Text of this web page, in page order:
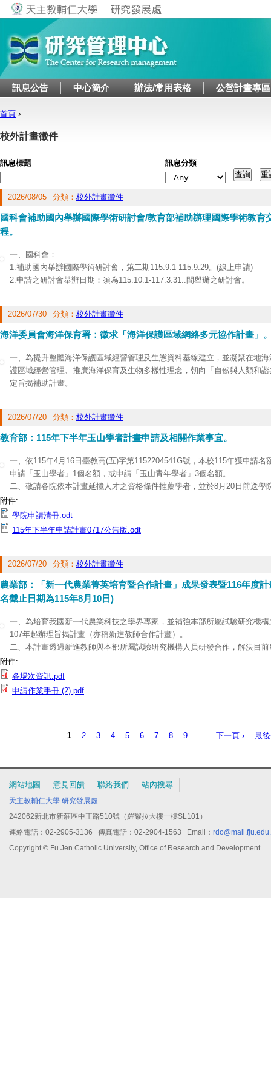
Jump to navigation
訊息公告 中心簡介 辦法/常用表格 公營計畫專區
您在這裡
首頁 ›
校外計畫徵件
訊息標題 訊息分類
2026/08/05 分類： 校外計畫徵件
國科會補助國內舉辦國際學術研討會/教育部補助辦理國際學術教育
程。
一、國科會：
1.補助國內舉辦國際學術研討會，第二期115.9.1-115.9.29。(線上申請)
2.申請之研討會舉辦日期：須為115.10.1-117.3.31..間舉辦之研討會。
4.研討會之籌辦及國內學界參與層面應具有全國性，且須公開徵求論文或邀
5.本案預定於115.12.28函發審查結果。
cecefe5a3167
2026/07/30 分類： 校外計畫徵件
海洋委員會海洋保育署：徵求「海洋保護區域網絡多元協作計畫」
一、為提升整體海洋保護區域經營管理及生態資料基線建立，並凝聚在地
護區域經營管理、推廣海洋保育及生物多樣性理念，朝向「自然與人類和
定旨揭補助計畫。
專校院。
2.申請期間：本計畫得跨年度，依據執行年度(115-116年、116年)分別進行
115-116年計畫：應於115年8月31日前提出申請。
116年度計畫：應於115年10月30日前提出申請。
3.申請項目：依據「2025年臺灣海洋保護區治理成效評估評分指標對照說
會經濟因子等指標，申請單位應具體對應前揭指標並說明計畫執行方式。
三、檢附本計畫徵件海報1份。另徵件須知及相關附件詳見官網最新公告
四、徵件計畫紙本收件地址：806高雄市前鎮區鎮北里成功二路25號7樓 ，
2026/07/20 分類： 校外計畫徵件
教育部：115年下半年玉山學者計畫申請及相關作業事宜。
一、依115年4月16日臺教高(五)字第1152204541G號，本校115年獲申請名
申請「玉山學者」1個名額，或申請「玉山青年學者」3個名額。
二、敬請各院依本計畫延攬人才之資格條件推薦學者，並於8月20日前送學
選會議審議。
三、獲校內遴選通過之申請者所屬學系，請向研發處取得帳號，至玉山學
傳中、英文職缺公告，並至「管考平臺」撰寫申請計畫書，並備申請清冊1
附件:
學院申請清冊.odt
115年下半年申請計畫0717公告版.odt
2026/07/20 分類： 校外計畫徵件
農業部：「新一代農業菁英培育暨合作計畫」成果發表暨116年度
名截止日期為115年8月10日)
一、為培育我國新一代農業科技之學界專家，並補強本部所屬試驗研究機
107年起辦理旨揭計畫（亦稱新進教師合作計畫）。
二、本計畫透過新進教師與本部所屬試驗研究機構人員研發合作，解決目
部依116年度合作主題辦理4場次說明會，包括115年8月12日（三）水產科
值、8月17日（一）作物科技及8月21日（五）植物保護與畜產科技，各主
分享執行成果，並由試驗研究機構研究人員說明合作議題，藉此透過現場
域合作目標，各場次說明會議程詳如附件1。
115年8月10日，報名詳情請參閱所附連結：
https://forms.gle/
附件:
各場次資訊.pdf
申請作業手冊 (2).pdf
1 2 3 4 5 6 7 8 9 下一頁 › 最
網站地圖 意見回饋 聯絡我們 站內搜尋
天主教輔仁大學 研究發展處
242062新北市新莊區中正路510號（羅耀拉大樓一樓SL101）
連絡電話：02-2905-3136 傳真電話：02-2904-1563 Email：
Copyright © Fu Jen Catholic University, Office of Research and Development